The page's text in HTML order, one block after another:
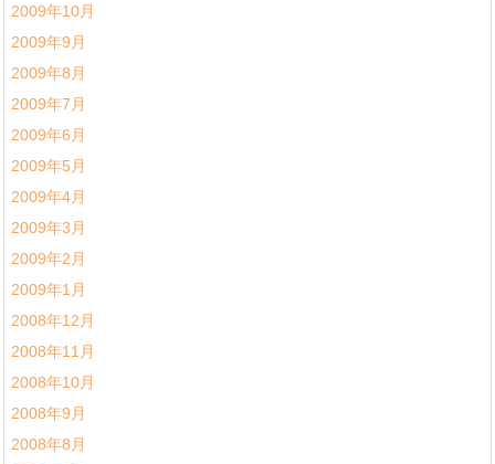
2009年10月
2009年9月
2009年8月
2009年7月
2009年6月
2009年5月
2009年4月
2009年3月
2009年2月
2009年1月
2008年12月
2008年11月
2008年10月
2008年9月
2008年8月